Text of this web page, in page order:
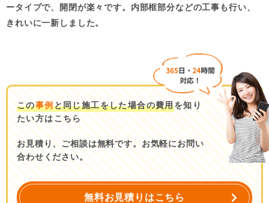
ータイプで、開閉が楽々です。内部框部分などの工事も行い、
きれいに一新しました。
この事例と同じ施工をした場合の費用を知り
たい方はこちら
お見積り、ご相談は無料です。お気軽にお問い
合わせください。
無料お見積りはこちら